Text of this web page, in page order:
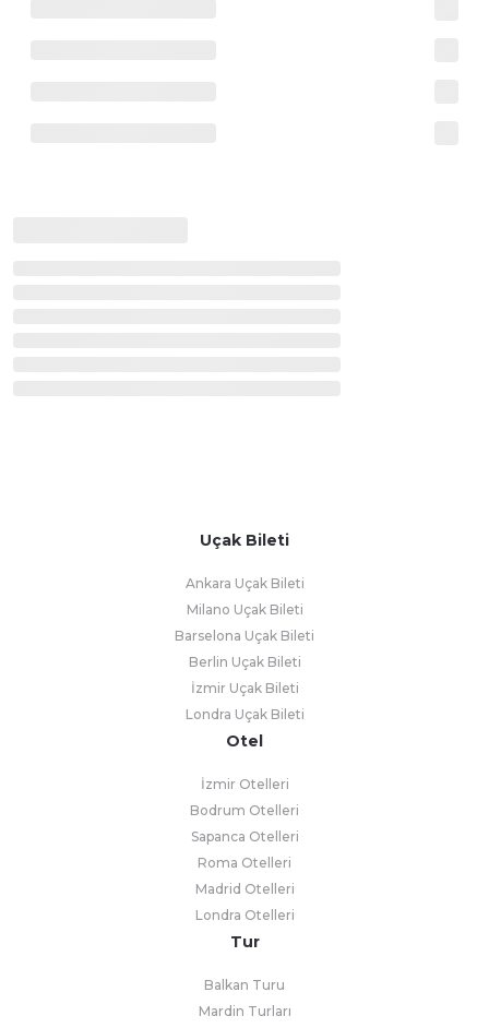
Uçak Bileti
Ankara Uçak Bileti
Milano Uçak Bileti
Barselona Uçak Bileti
Berlin Uçak Bileti
İzmir Uçak Bileti
Londra Uçak Bileti
Otel
İzmir Otelleri
Bodrum Otelleri
Sapanca Otelleri
Roma Otelleri
Madrid Otelleri
Londra Otelleri
Tur
Balkan Turu
Mardin Turları